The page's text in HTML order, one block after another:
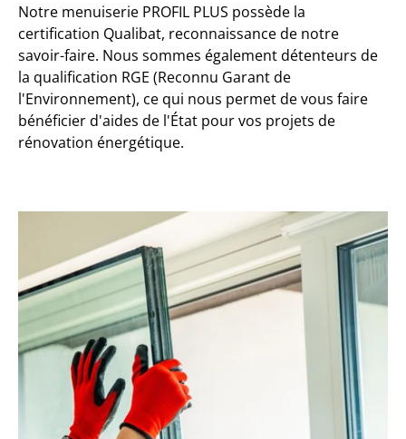
Notre menuiserie PROFIL PLUS possède la
certification Qualibat, reconnaissance de notre
savoir-faire. Nous sommes également détenteurs de
la qualification RGE (Reconnu Garant de
l'Environnement), ce qui nous permet de vous faire
bénéficier d'aides de l'État pour vos projets de
rénovation énergétique.